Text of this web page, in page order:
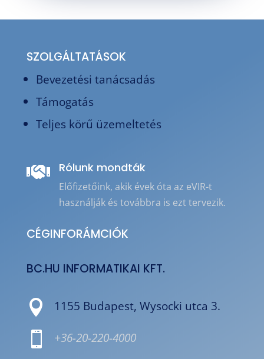
SZOLGÁLTATÁSOK
Bevezetési tanácsadás
Támogatás
Teljes körű üzemeltetés
 Rólunk mondták
Előfizetőink, akik évek óta az eVIR-t
használják és továbbra is ezt tervezik.
CÉGINFORÁMCIÓK
BC.HU INFORMATIKAI KFT.
 1155 Budapest, Wysocki utca 3.
 +36-20-220-4000